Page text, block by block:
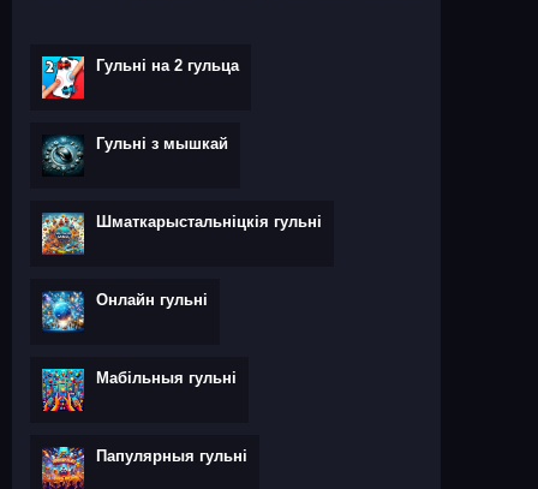
Гульні на 2 гульца
Гульні з мышкай
Шматкарыстальніцкія гульні
Онлайн гульні
Мабільныя гульні
Папулярныя гульні